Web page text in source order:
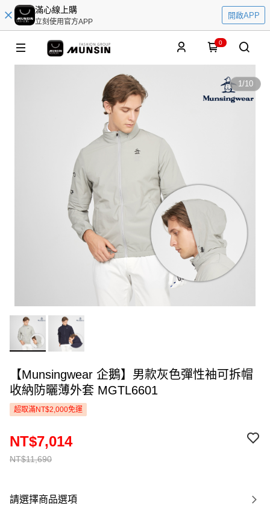
滿心線上購
立刻使用官方APP
開啟APP
0
1/10
【Munsingwear 企鵝】男款灰色彈性袖可拆帽
收納防曬薄外套 MGTL6601
超取滿NT$2,000免運
NT$11,690
NT$7,014
請選擇商品選項